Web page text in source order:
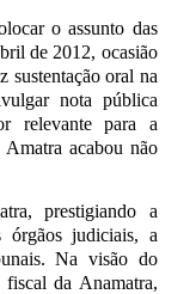
o assunto das
de 2012, ocasião
sustentação oral na
nota pública
relevante para a
acabou não
prestigiando a
órgãos judiciais, a
Na visão do
da Anamatra,